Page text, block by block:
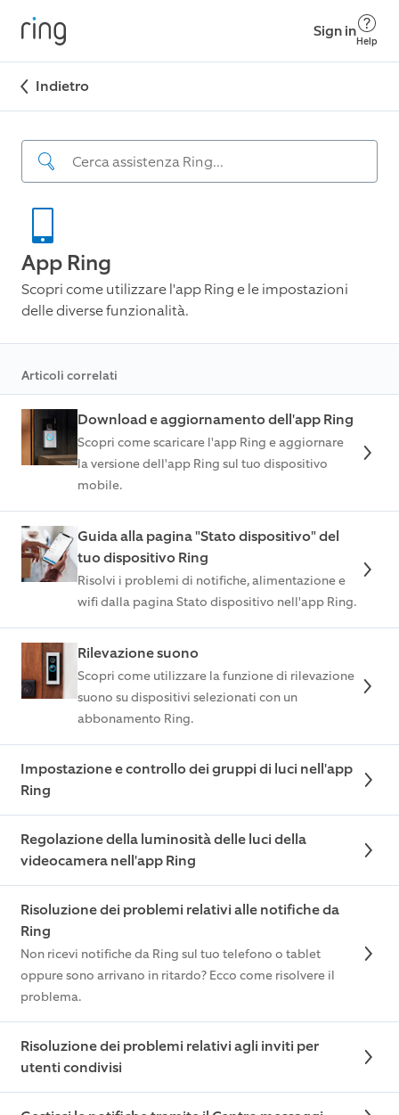
Sign in
Help
Indietro
App Ring
Scopri come utilizzare l'app Ring e le impostazioni
delle diverse funzionalità.
Articoli correlati
Download e aggiornamento dell'app Ring
Scopri come scaricare l'app Ring e aggiornare
la versione dell'app Ring sul tuo dispositivo
mobile.
Guida alla pagina "Stato dispositivo" del
tuo dispositivo Ring
Risolvi i problemi di notifiche, alimentazione e
wifi dalla pagina Stato dispositivo nell'app Ring.
Rilevazione suono
Scopri come utilizzare la funzione di rilevazione
suono su dispositivi selezionati con un
abbonamento Ring.
Impostazione e controllo dei gruppi di luci nell'app
Ring
Regolazione della luminosità delle luci della
videocamera nell'app Ring
Risoluzione dei problemi relativi alle notifiche da
Ring
Non ricevi notifiche da Ring sul tuo telefono o tablet
oppure sono arrivano in ritardo? Ecco come risolvere il
problema.
Risoluzione dei problemi relativi agli inviti per
utenti condivisi